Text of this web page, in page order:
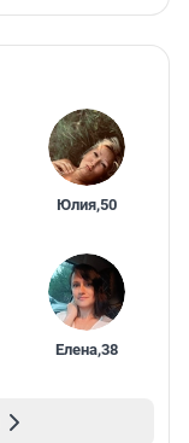
Юлия,50
Елена,38